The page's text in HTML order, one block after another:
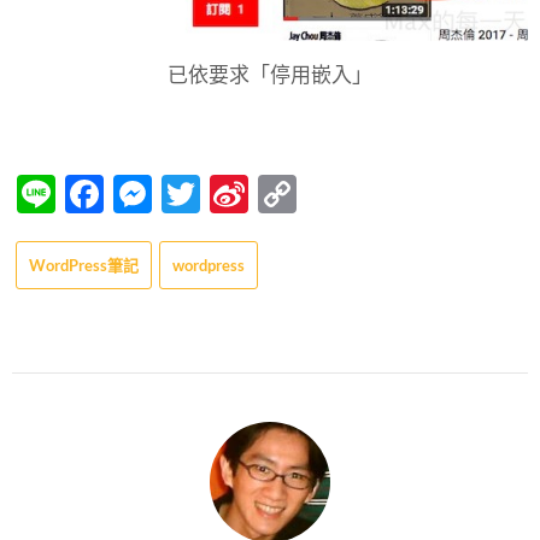
已依要求「停用嵌入」
LineFacebook
Messenger
Twitter
Sina
Weibo
WordPress筆記 wordpress